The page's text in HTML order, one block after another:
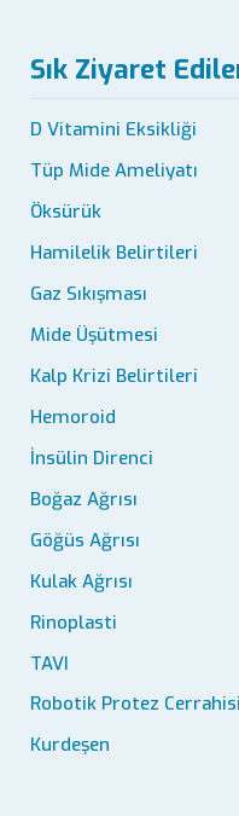
Sık Ziyaret
D Vitamini Eksikliği
Tüp Mide Ameliyatı
Öksürük
Hamilelik Belirtileri
Gaz Sıkışması
Mide Üşütmesi
Kalp Krizi Belirtileri
Hemoroid
İnsülin Direnci
Boğaz Ağrısı
Göğüs Ağrısı
Kulak Ağrısı
Rinoplasti
TAVI
Robotik Protez Cerrahisi
Kurdeşen